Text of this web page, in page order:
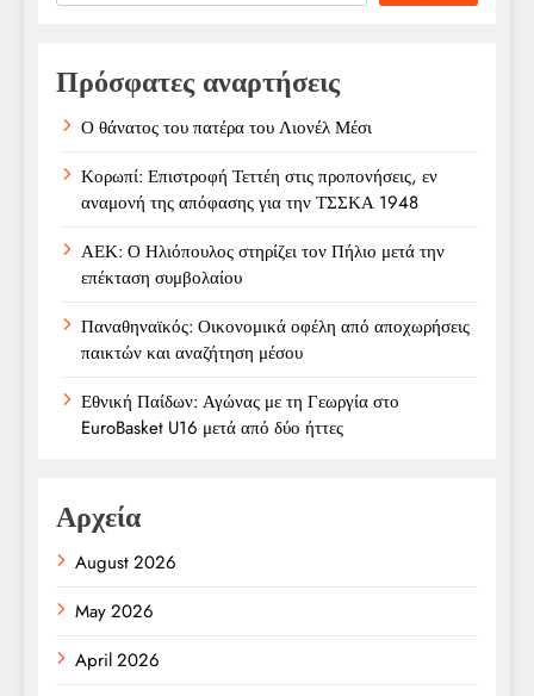
Πρόσφατες αναρτήσεις
Ο θάνατος του πατέρα του Λιονέλ Μέσι
Κορωπί: Επιστροφή Τεττέη στις προπονήσεις, εν
αναμονή της απόφασης για την ΤΣΣΚΑ 1948
ΑΕΚ: Ο Ηλιόπουλος στηρίζει τον Πήλιο μετά την
επέκταση συμβολαίου
Παναθηναϊκός: Οικονομικά οφέλη από αποχωρήσεις
παικτών και αναζήτηση μέσου
Εθνική Παίδων: Αγώνας με τη Γεωργία στο
EuroBasket U16 μετά από δύο ήττες
Αρχεία
August 2026
May 2026
April 2026